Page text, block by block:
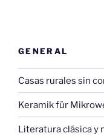
GENERAL
Casas rurales sin
Keramik für
Literatura clásica y